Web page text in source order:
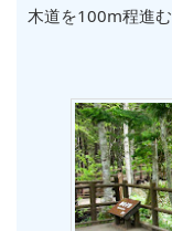
木道を100m程進む